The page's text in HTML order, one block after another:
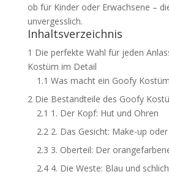
ob für Kinder oder Erwachsene –
unvergesslich.
Inhaltsverzeichnis
1 Die perfekte Wahl für jeden
Kostüm im Detail
1.1 Was macht ein Goofy
2Die Bestandteile des Goofy
2.1 1. Der Kopf: Hut und Ohren
2.22. Das Gesicht: Make-up
2.3 3. Oberteil: Der
2.44. Die Weste: Blau und